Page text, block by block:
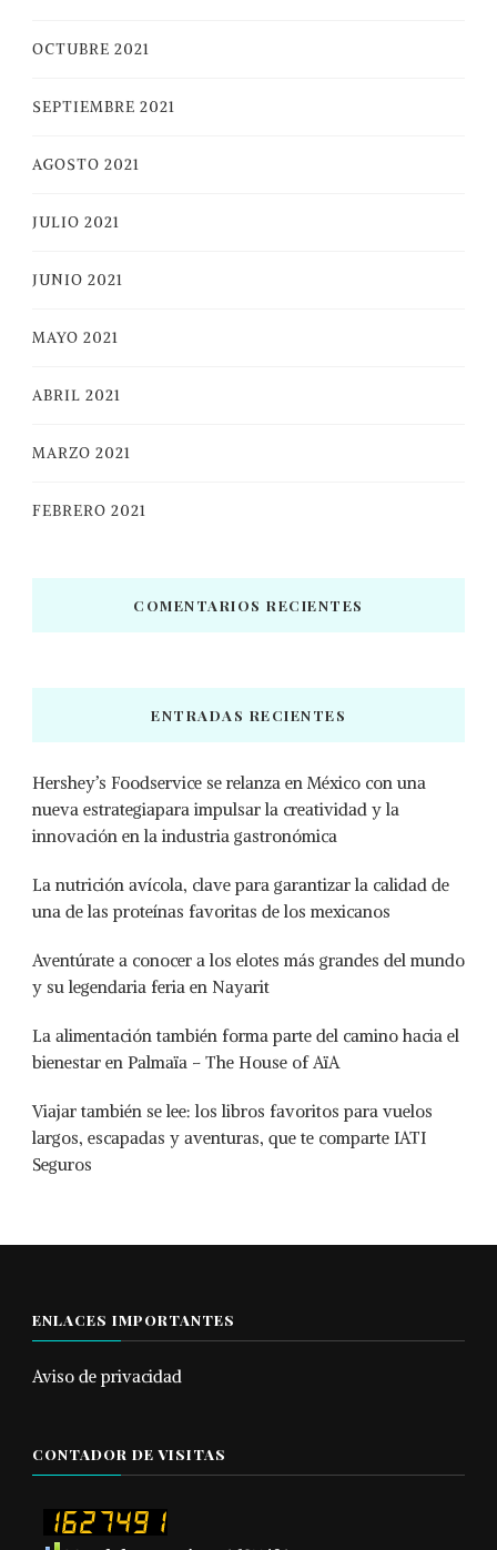
OCTUBRE 2021
SEPTIEMBRE 2021
AGOSTO 2021
JULIO 2021
JUNIO 2021
MAYO 2021
ABRIL 2021
MARZO 2021
FEBRERO 2021
COMENTARIOS RECIENTES
ENTRADAS RECIENTES
Hershey’s Foodservice se relanza en México con una
nueva estrategiapara impulsar la creatividad y la
innovación en la industria gastronómica
La nutrición avícola, clave para garantizar la calidad de
una de las proteínas favoritas de los mexicanos
Aventúrate a conocer a los elotes más grandes del mundo
y su legendaria feria en Nayarit
La alimentación también forma parte del camino hacia el
bienestar en Palmaïa – The House of AïA
Viajar también se lee: los libros favoritos para vuelos
largos, escapadas y aventuras, que te comparte IATI
Seguros
ENLACES IMPORTANTES
Aviso de privacidad
CONTADOR DE VISITAS